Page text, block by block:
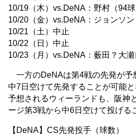
10/19（木）vs.DeNA：野村（94球
10/20（金）vs.DeNA：ジョンソン
10/21（土）中止
10/22（日）中止
10/23（月）vs.DeNA：薮田？大瀬
一方のDeNAは第4戦の先発が予
中7日空けて先発することが可能
予想されるウィーランドも、阪神
ージ第3戦から中6日空けて投げる
【DeNA】CS先発投手（球数）